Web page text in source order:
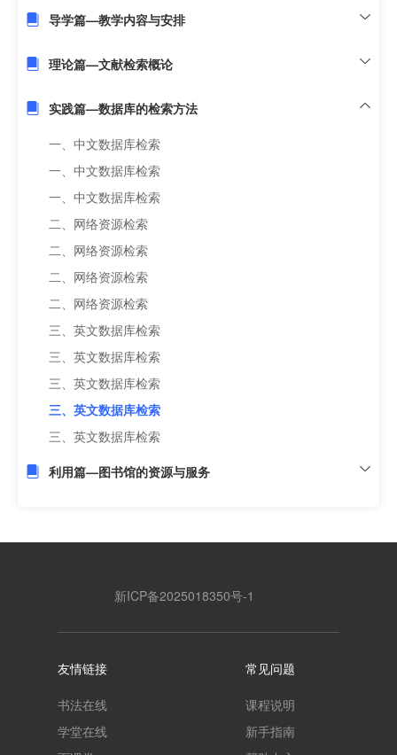
导学篇—教学内容与安排
理论篇—文献检索概论
实践篇—数据库的检索方法
一、中文数据库检索
一、中文数据库检索
一、中文数据库检索
二、网络资源检索
二、网络资源检索
二、网络资源检索
二、网络资源检索
三、英文数据库检索
三、英文数据库检索
三、英文数据库检索
三、英文数据库检索
三、英文数据库检索
利用篇—图书馆的资源与服务
新ICP备2025018350号-1
友情链接
书法在线
学堂在线
常见问题
课程说明
新手指南